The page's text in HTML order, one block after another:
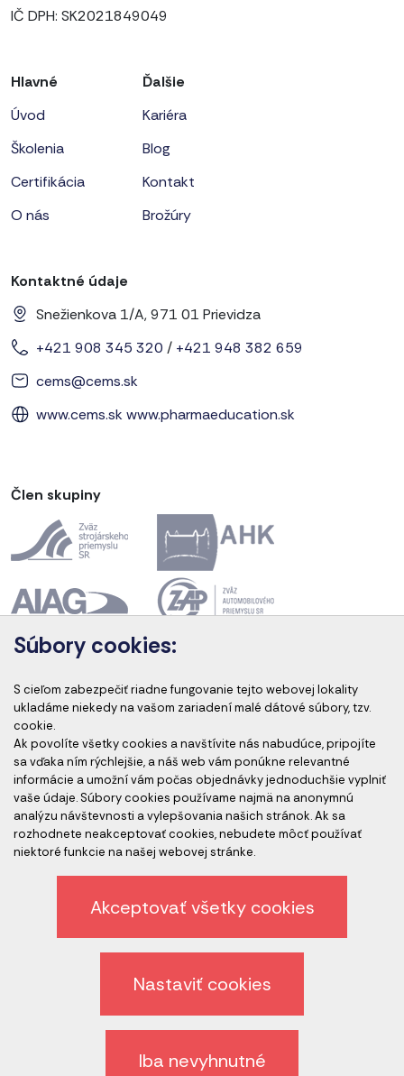
IČ DPH: SK2021849049
Hlavné
Úvod
Školenia
Certifikácia
O nás
Ďalšie
Kariéra
Blog
Kontakt
Brožúry
Kontaktné údaje
Snežienkova 1/A, 971 01 Prievidza
+421 908 345 320 / +421 948 382 659
cems@cems.sk
www.cems.skwww.pharmaeducation.sk
Člen skupiny
Akreditácia kurzov
Akreditovaní audítori
Etický kódex spoločnosti
Ochrana osobných údajov
Odhlásenie z newslettera
Zrušiť nastavenie cookies
Súbory cookies:
S cieľom zabezpečiť riadne fungovanie tejto webovej lokality
ukladáme niekedy na vašom zariadení malé dátové súbory, tzv.
cookie.
Ak povolíte všetky cookies a navštívite nás nabudúce, pripojíte
sa vďaka ním rýchlejšie, a náš web vám ponúkne relevantné
informácie a umožní vám počas objednávky jednoduchšie vyplniť
vaše údaje. Súbory cookies používame najmä na anonymnú
analýzu návštevnosti a vylepšovania našich stránok. Ak sa
rozhodnete neakceptovať cookies, nebudete môcť používať
niektoré funkcie na našej webovej stránke.
Akceptovať všetky cookies
Nastaviť cookies
Iba nevyhnutné